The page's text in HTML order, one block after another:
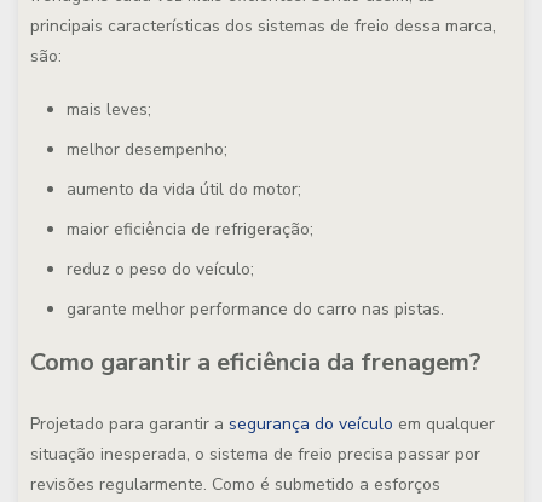
principais características dos sistemas de freio dessa marca,
são:
mais leves;
melhor desempenho;
aumento da vida útil do motor;
maior eficiência de refrigeração;
reduz o peso do veículo;
garante melhor performance do carro nas pistas.
Como garantir a eficiência da frenagem?
Projetado para garantir a segurança do veículo em qualquer
situação inesperada, o sistema de freio precisa passar por
revisões regularmente. Como é submetido a esforços